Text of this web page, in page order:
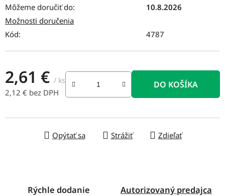
Môžeme doručiť do:
10.8.2026
Možnosti doručenia
Kód:
4787
2,61 € / ks
2,12 € bez DPH
DO KOŠÍKA
Opýtať sa Strážiť Zdieľať
Rýchle dodanie Autorizovaný predajca